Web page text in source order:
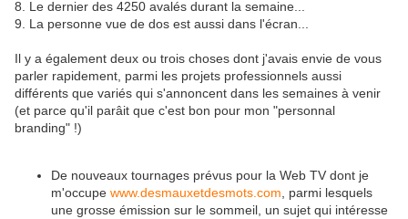
8. Le dernier des 4250 avalés durant la semaine...
9. La personne vue de dos est aussi dans l'écran...
Il y a également deux ou trois choses dont j'avais envie de vous
parler rapidement, parmi les projets professionnels aussi
différents que variés qui s'annoncent dans les semaines à venir
(et parce qu'il parâit que c'est bon pour mon "personnal
branding" !)
De nouveaux tournages prévus pour la Web TV dont je
m'occupe www.desmauxetdesmots.com , parmi lesquels
une grosse émission sur le sommeil, un sujet qui intéresse